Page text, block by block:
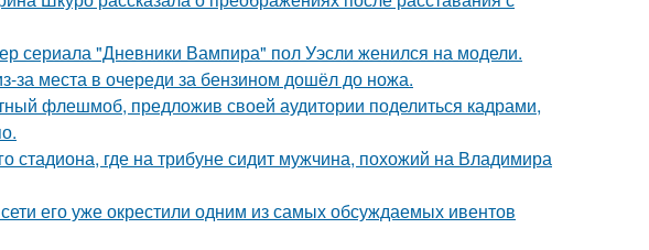
сериала "Дневники Вампира" пол Уэсли женился на модели.
за места в очереди за бензином дошёл до ножа.
флешмоб, предложив своей аудитории поделиться кадрами,
стадиона, где на трибуне сидит мужчина, похожий на Владимира
его уже окрестили одним из самых обсуждаемых ивентов